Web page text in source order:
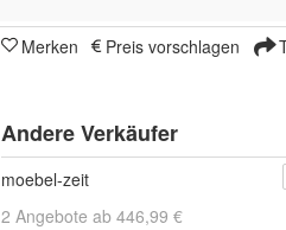
Merken Preis vorschlagen
Andere Verkäufer
moebel-zeit
2 Angebote ab 446,99 €